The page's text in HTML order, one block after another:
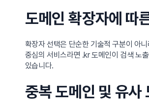
도메인 확장자에 따
확장자 선택은 단순한 기술적 구분이 아
중심의 서비스라면 .kr 도메인이 검색 노
있습니다.
중복 도메인 및 유사